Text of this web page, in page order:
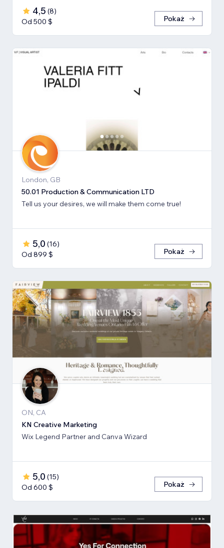
4,5 (8)
Od 500 $
Pokaż
London, GB
50.01 Production & Communication LTD
Tell us your desires, we will make them come true!
5,0 (16)
Od 899 $
Pokaż
ON, CA
KN Creative Marketing
Wix Legend Partner and Canva Wizard
5,0 (15)
Od 600 $
Pokaż